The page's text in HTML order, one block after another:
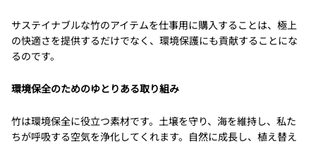
サステイナブルな竹のアイテムを仕事用に購入することは、極上
の快適さを提供するだけでなく、環境保護にも貢献することにな
るのです。
環境保全のためのゆとりある取り組み
竹は環境保全に役立つ素材です。土壌を守り、海を維持し、私た
ちが呼吸する空気を浄化してくれます。自然に成長し、植え替え